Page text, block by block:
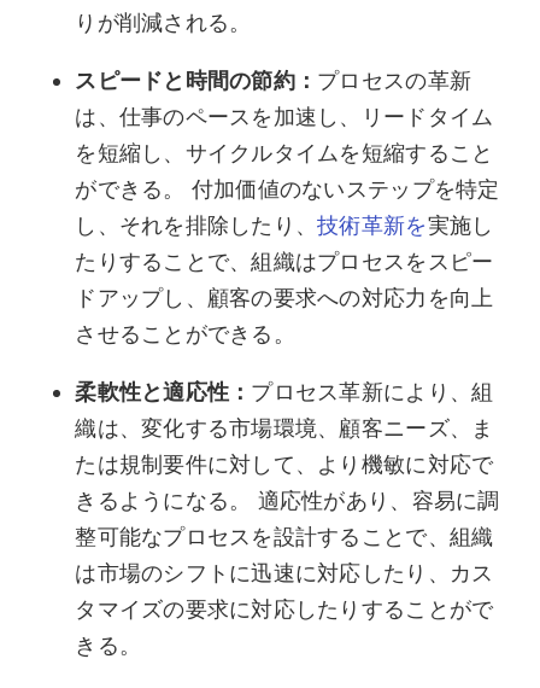
りが削減される。
スピードと時間の節約： プロセスの革新
は、仕事のペースを加速し、リードタイム
を短縮し、サイクルタイムを短縮すること
ができる。 付加価値のないステップを特定
し、それを排除したり、技術革新を実施し
たりすることで、組織はプロセスをスピー
ドアップし、顧客の要求への対応力を向上
させることができる。
柔軟性と適応性： プロセス革新により、組
織は、変化する市場環境、顧客ニーズ、ま
たは規制要件に対して、より機敏に対応で
きるようになる。 適応性があり、容易に調
整可能なプロセスを設計することで、組織
は市場のシフトに迅速に対応したり、カス
タマイズの要求に対応したりすることがで
きる。